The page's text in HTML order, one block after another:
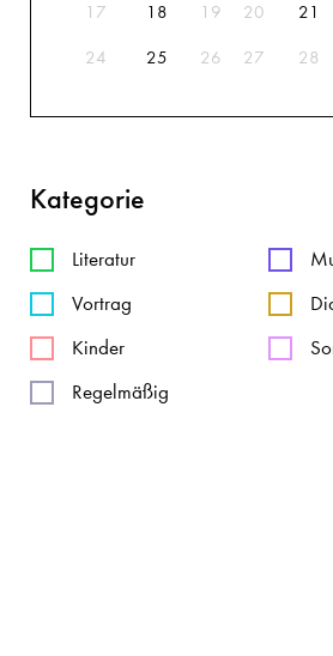
17 18 19 20 21
24 25 26 27 28
Kategorie
Literatur
Vortrag
Kinder
Regelmäßig